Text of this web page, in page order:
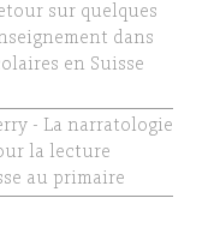
sur quelques
dans
en Suisse
- La narratologie
la lecture
au primaire